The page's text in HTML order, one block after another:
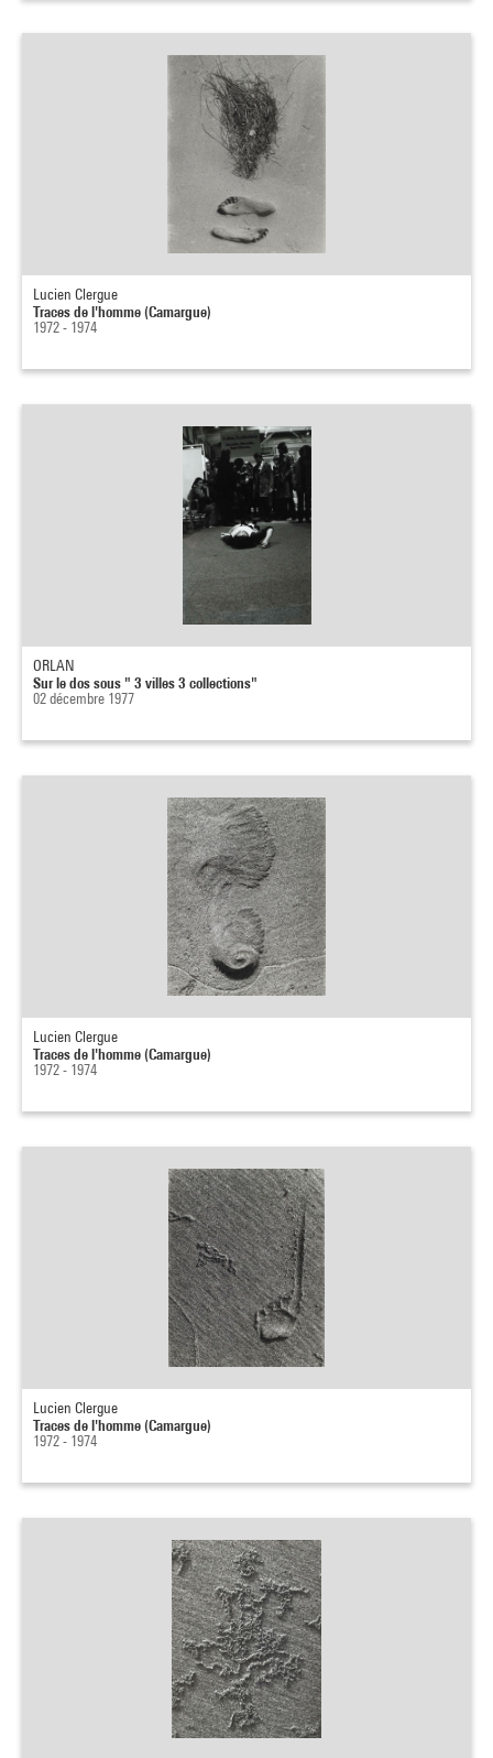
Lucien Clergue
Traces de l'homme (Camargue)
1972 - 1974
ORLAN
Sur le dos sous " 3 villes 3 collections"
02 décembre 1977
Lucien Clergue
Traces de l'homme (Camargue)
1972 - 1974
Lucien Clergue
Traces de l'homme (Camargue)
1972 - 1974